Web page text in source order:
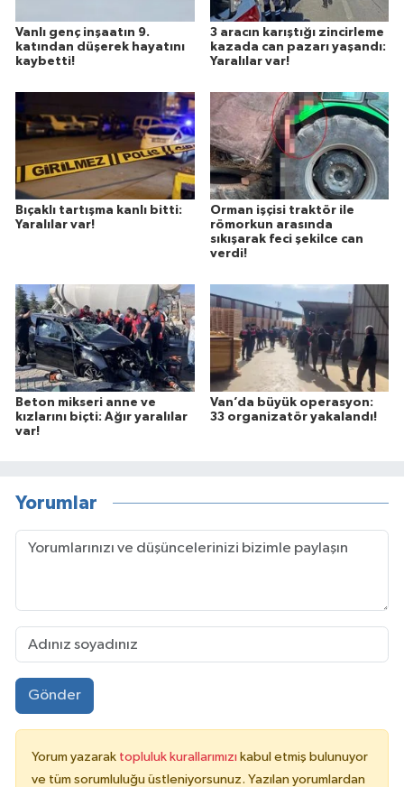
Vanlı genç inşaatın 9.
katından düşerek hayatını
kaybetti!
3 aracın karıştığı zincirleme
kazada can pazarı yaşandı:
Yaralılar var!
Bıçaklı tartışma kanlı bitti:
Yaralılar var!
Orman işçisi traktör ile
römorkun arasında
sıkışarak feci şekilce can
verdi!
Beton mikseri anne ve
kızlarını biçti: Ağır yaralılar
var!
Van’da büyük operasyon:
33 organizatör yakalandı!
Yorumlar
Gönder
Yorum yazarak topluluk kurallarımızı kabul etmiş bulunuyor
ve tüm sorumluluğu üstleniyorsunuz. Yazılan yorumlardan